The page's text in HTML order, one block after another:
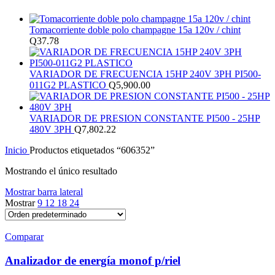
Tomacorriente doble polo champagne 15a 120v / chint
Q37.78
VARIADOR DE FRECUENCIA 15HP 240V 3PH PI500-
011G2 PLASTICO Q5,900.00
VARIADOR DE PRESION CONSTANTE PI500 - 25HP
480V 3PH Q7,802.22
Inicio Productos etiquetados “606352”
Mostrando el único resultado
Mostrar barra lateral
Mostrar9 12 18 24
Comparar
Analizador de energía monof p/riel